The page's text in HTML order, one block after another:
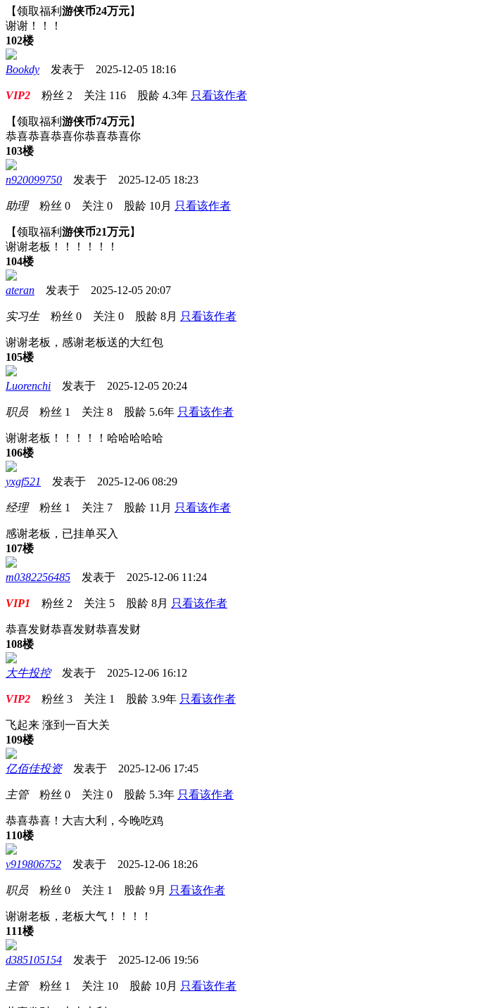
【领取福利 游侠币24万元】
谢谢！！！
102楼
Bookdy 发表于 2025-12-05 18:16
VIP2 粉丝 2 关注 116 股龄 4.3年 只看该作者
【领取福利 游侠币74万元】
恭喜恭喜恭喜你恭喜恭喜你
103楼
n920099750 发表于 2025-12-05 18:23
助理粉丝 0 关注 0 股龄 10月 只看该作者
【领取福利 游侠币21万元】
谢谢老板！！！！！！
104楼
ateran 发表于 2025-12-05 20:07
实习生粉丝 0 关注 0 股龄 8月 只看该作者
谢谢老板，感谢老板送的大红包
105楼
Luorenchi 发表于 2025-12-05 20:24
职员 粉丝 1 关注 8 股龄 5.6年 只看该作者
谢谢老板！！！！！哈哈哈哈哈
106楼
yxgf521 发表于 2025-12-06 08:29
经理粉丝 1 关注 7 股龄 11月 只看该作者
感谢老板，已挂单买入
107楼
m0382256485 发表于 2025-12-06 11:24
VIP1 粉丝 2 关注 5 股龄 8月 只看该作者
恭喜发财恭喜发财恭喜发财
108楼
大牛投控发表于 2025-12-06 16:12
VIP2 粉丝 3 关注 1 股龄 3.9年 只看该作者
飞起来 涨到一百大关
109楼
亿佰佳投资发表于 2025-12-06 17:45
主管粉丝 0 关注 0 股龄 5.3年 只看该作者
恭喜恭喜！大吉大利，今晚吃鸡
110楼
v919806752 发表于 2025-12-06 18:26
职员 粉丝 0 关注 1 股龄 9月 只看该作者
谢谢老板，老板大气！！！！
111楼
d385105154 发表于 2025-12-06 19:56
主管粉丝 1 关注 10 股龄 10月 只看该作者